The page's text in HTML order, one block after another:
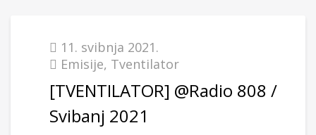
11. svibnja 2021.
Emisije, Tventilator
[TVENTILATOR] @Radio 808 /
Svibanj 2021